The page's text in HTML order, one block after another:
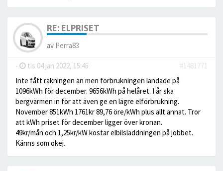
RE: ELPRISET
av Perra83
- tis 04 jan 2022, 15:45
#1481771
Inte fått räkningen än men förbrukningen landade på
1096kWh för december. 9656kWh på helåret. I år ska
bergvärmen in för att även ge en lägre elförbrukning.
November 851kWh 1761kr 89,76 öre/kWh plus allt annat. Tror
att kWh priset för december ligger över kronan.
49kr/mån och 1,25kr/kW kostar elbilsladdningen på jobbet.
Känns som okej.